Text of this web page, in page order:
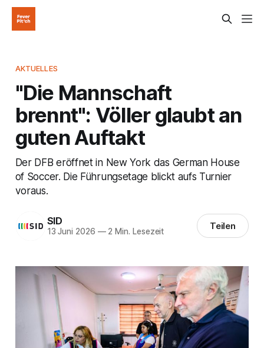
AKTUELLES
"Die Mannschaft
brennt": Völler glaubt an
guten Auftakt
Der DFB eröffnet in New York das German House
of Soccer. Die Führungsetage blickt aufs Turnier
voraus.
SID
13 Juni 2026 —2 Min. Lesezeit Teilen